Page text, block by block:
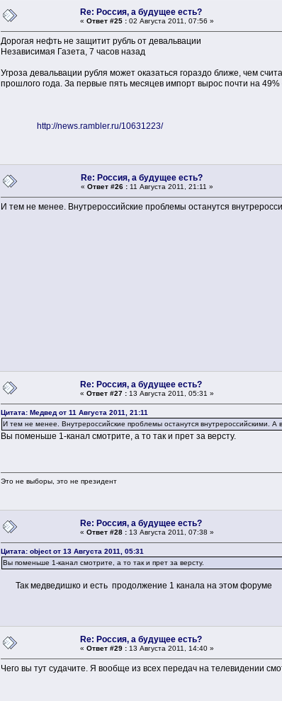
Re: Россия, а будущее есть?
« Ответ #25 : 02 Августа 2011, 07:56 »
Дорогая нефть не защитит рубль от девальвации
Независимая Газета, 7 часов назад
Угроза девальвации рубля может оказаться гораздо ближе, чем
прошлого года. За первые пять месяцев импорт вырос почти на
http://news.rambler.ru/10631223/
Re: Россия, а будущее есть?
« Ответ #26 : 11 Августа 2011, 21:11 »
И тем не менее. Внутрероссийские проблемы останутся
Re: Россия, а будущее есть?
« Ответ #27 : 13 Августа 2011, 05:31 »
Цитата: Медвед от 11 Августа 2011, 21:11
И тем не менее. Внутрероссийские проблемы останутся внутрероссийскими.
Вы поменьше 1-канал смотрите, а то так и прет за версту.
Это не выборы, это не президент
Re: Россия, а будущее есть?
« Ответ #28 : 13 Августа 2011, 07:38 »
Цитата: object от 13 Августа 2011, 05:31
Вы поменьше 1-канал смотрите, а то так и прет за версту.
Так медведишко и есть продолжение 1 канала на этом форуме
Re: Россия, а будущее есть?
« Ответ #29 : 13 Августа 2011, 14:40 »
Чего вы тут судачите. Я вообще из всех передач на телевидении